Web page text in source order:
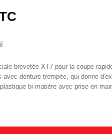
brevetée XT7 pour la coupe
avec denture trempée, qui donne
bi-matière avec prise en